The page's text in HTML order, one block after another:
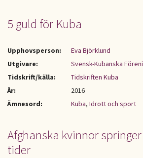
5 guld för Kuba
Upphovsperson:
Eva Björklund
Utgivare:
Svensk-Kubanska
Tidskrift/källa:
Tidskriften Kuba
År:
2016
Ämnesord:
Kuba, Idrott och sport
Afghanska kvinnor
tider